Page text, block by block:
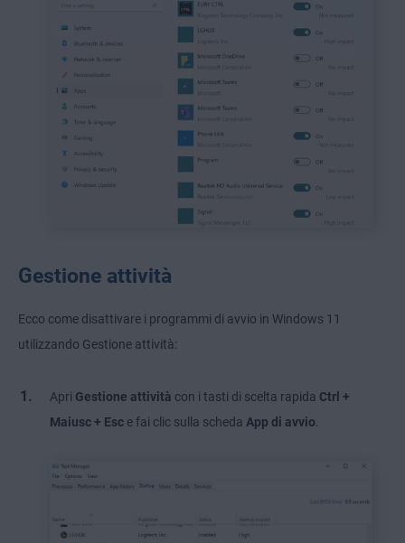
Gestione attività
Ecco come disattivare i programmi di avvio in Windows 11
utilizzando Gestione attività:
Apri Gestione attività con i tasti di scelta rapida Ctrl +
Maiusc + Esc e fai clic sulla scheda App di avvio.